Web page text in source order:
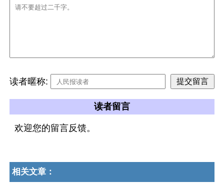
读者暱称:
读者留言
欢迎您的留言反馈。
相关文章：